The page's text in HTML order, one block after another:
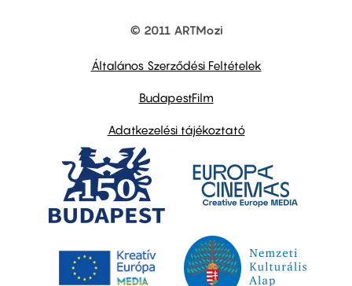
© 2011 ARTMozi
Általános Szerződési Feltételek
BudapestFilm
Adatkezelési tájékoztató